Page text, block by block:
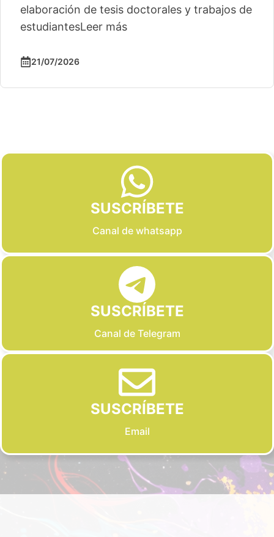
elaboración de tesis doctorales y trabajos de
estudiantesLeer más
21/07/2026
SUSCRÍBETE
Canal de whatsapp
SUSCRÍBETE
Canal de Telegram
SUSCRÍBETE
Email